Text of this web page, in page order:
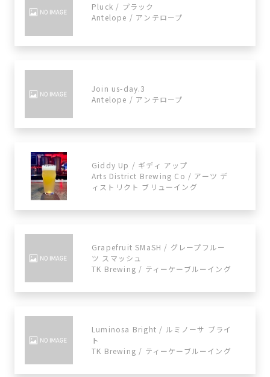
Pluck / プラック
Antelope / アンテロープ
Join us-day.3
Antelope / アンテロープ
Giddy Up / ギディ アップ
Arts District Brewing Co / アーツ デ
ィストリクト ブリューイング
Grapefruit SMaSH / グレープフルー
ツ スマッシュ
TK Brewing / ティーケーブルーイング
Luminosa Bright / ルミノーサ ブライ
ト
TK Brewing / ティーケーブルーイング